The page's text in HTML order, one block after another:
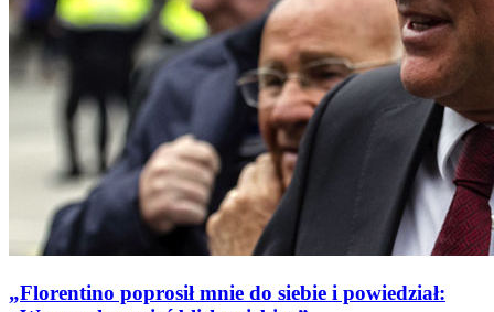
„Florentino poprosił mnie do siebie i powiedział: